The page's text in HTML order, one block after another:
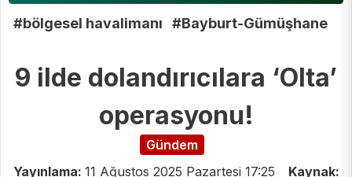
#bölgesel havalimanı #Bayburt-Gümüşhane
9 ilde dolandırıcılara ‘Olta’
operasyonu!
Gündem
Yayınlama: 11 Ağustos 2025 Pazartesi 17:25
Kaynak: